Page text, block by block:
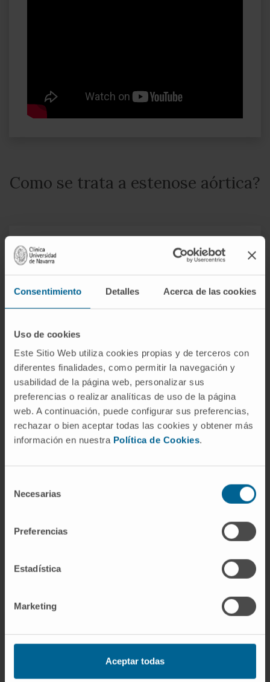
Consentimiento Detalles Acerca de las cookies
Uso de cookies
Este Sitio Web utiliza cookies propias y de terceros con
diferentes finalidades, como permitir la navegación y
usabilidad de la página web, personalizar sus
preferencias o realizar analíticas de uso de la página
web. A continuación, puede configurar sus preferencias,
rechazar o bien aceptar todas las cookies y obtener más
información en nuestra Política de Cookies.
Necesarias
Preferencias
Estadística
Marketing
Aceptar todas
Como se trata a estenose aórtica?
O tratamento depende dos sintomas e do
estado do coração e dos pulmões.
tratamento, e pode ser necessário
internamento para estabelecer o diagnóstico
ou para tratar sintomas graves.
Os medicamentos utilizados incluem, entre
outros, diuréticos, nitratos ou
betabloqueadores. A digoxina pode ser
utilizada para tratar a fibrilhação auricular. Os
outras partes do corpo.
O Departamento de
da Clínica Universidad de